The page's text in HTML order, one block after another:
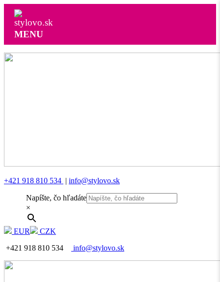
MENU
+421 918 810 534 | info@stylovo.sk
Napíšte, čo hľadáte
×
EUR
CZK
+421 918 810 534
info@stylovo.sk